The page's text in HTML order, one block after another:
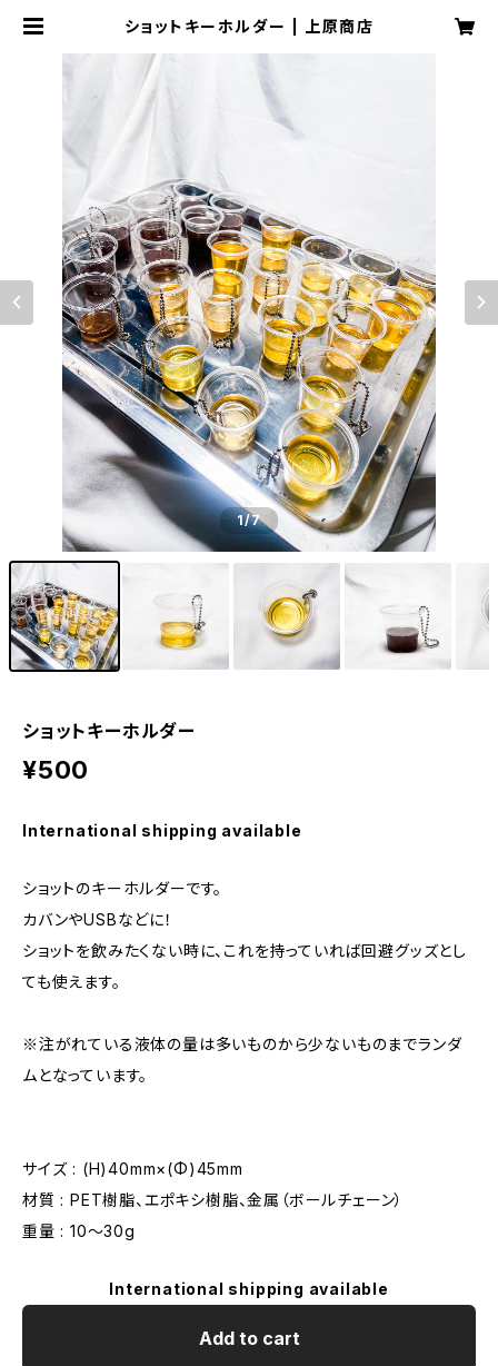
ショットキーホルダー | 上原商店
1/7
ショットキーホルダー
¥500
International shipping available
ショットのキーホルダーです。
カバンやUSBなどに！
ショットを飲みたくない時に、これを持っていれば回避グッズとし
ても使えます。
※注がれている液体の量は多いものから少ないものまでランダ
ムとなっています。
サイズ : (H)40mm×(Φ)45mm
材質 : PET樹脂、エポキシ樹脂、金属（ボールチェーン）
重量 : 10〜30g
International shipping available
Add to cart